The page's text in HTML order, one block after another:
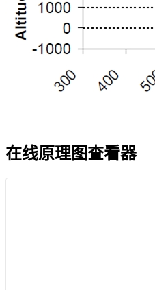
在线原理图查看器